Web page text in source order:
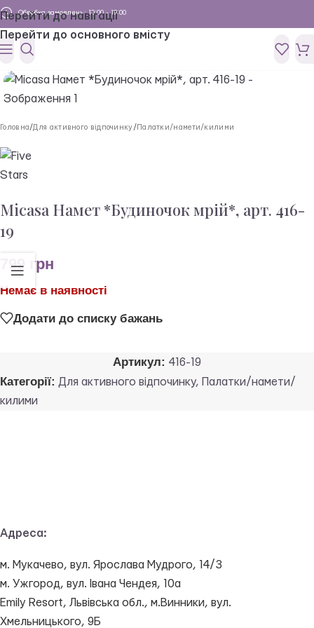
Перейти до навігації
Перейти до основного вмісту
Обробка замовлень: 10:00 - 19:00
Головна /Для активного відпочинку / Палатки/намети/килими
Micasa Намет *Будиночок мрій*, арт. 416-
19
799 грн
Немає в наявності
Додати до списку бажань
Артикул: 416-19
Категорії: Для активного відпочинку, Палатки/намети/
килими
Адреса:
м. Мукачево, вул. Ярослава Мудрого, 14/3
м. Ужгород, вул. Івана Чендея, 10а
Emily Resort, Львівська обл., м.Винники, вул.
Хмельницького, 9Б